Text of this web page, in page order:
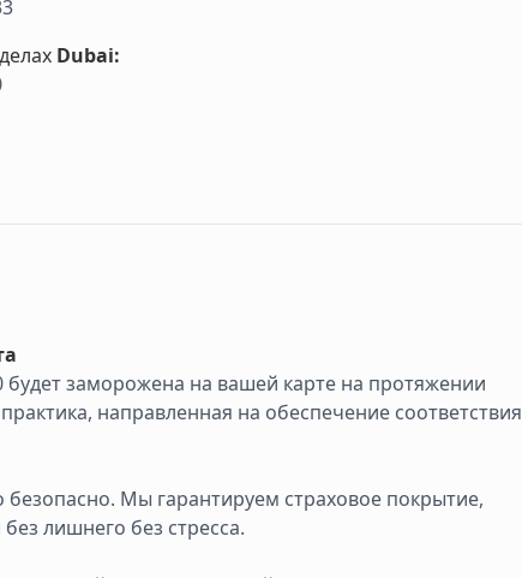
Dubai:
будет заморожена на вашей карте на протяжении
направленная на обеспечение соответствия
Мы гарантируем страховое покрытие,
лишнего без стресса.